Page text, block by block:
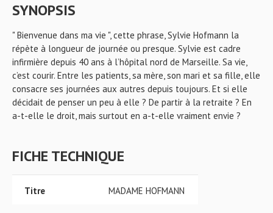
SYNOPSIS
" Bienvenue dans ma vie ", cette phrase, Sylvie Hofmann la
répète à longueur de journée ou presque. Sylvie est cadre
infirmière depuis 40 ans à l’hôpital nord de Marseille. Sa vie,
c’est courir. Entre les patients, sa mère, son mari et sa fille, elle
consacre ses journées aux autres depuis toujours. Et si elle
décidait de penser un peu à elle ? De partir à la retraite ? En
a-t-elle le droit, mais surtout en a-t-elle vraiment envie ?
FICHE TECHNIQUE
Titre MADAME HOFMANN